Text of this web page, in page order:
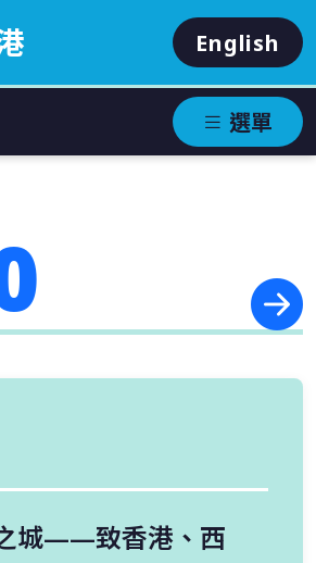
English
選單
之城——致香港、西